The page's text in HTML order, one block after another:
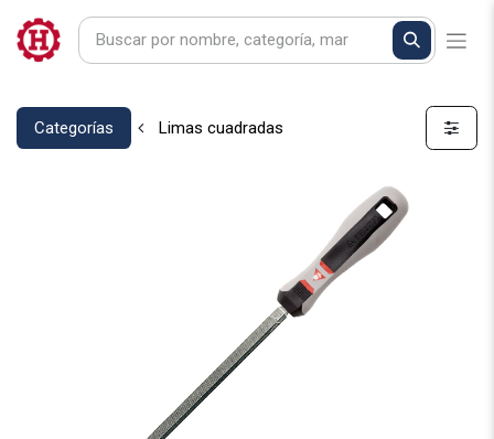
Categorías Limas cuadradas